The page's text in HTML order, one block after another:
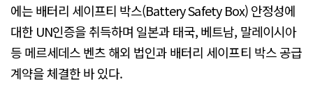
에는 배터리 세이프티 박스(Battery Safety Box) 안정성에
대한 UN인증을 취득하며 일본과 태국, 베트남, 말레이시아
등 메르세데스 벤츠 해외 법인과 배터리 세이프티 박스 공급
계약을 체결한 바 있다.